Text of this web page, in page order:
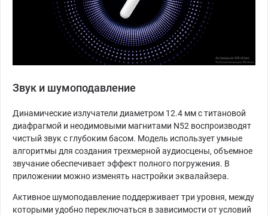
Звук и шумоподавление
Динамические излучатели диаметром 12.4 мм с титановой
диафрагмой и неодимовыми магнитами N52 воспроизводят
чистый звук с глубоким басом. Модель использует умные
алгоритмы для создания трехмерной аудиосцены, объемное
звучание обеспечивает эффект полного погружения. В
приложении можно изменять настройки эквалайзера.
Активное шумоподавление поддерживает три уровня, между
которыми удобно переключаться в зависимости от условий